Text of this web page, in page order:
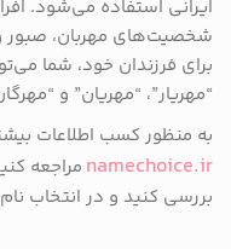
ایرانی استفاده می‌شود.
شخصیت‌های مهربان، صبور
برای فرزندان خود، شما
“مهریار”، “مهریان” و
به منظور کسب اطلاعات
namechoice.ir مراجعه
بررسی کنید و در انتخاب